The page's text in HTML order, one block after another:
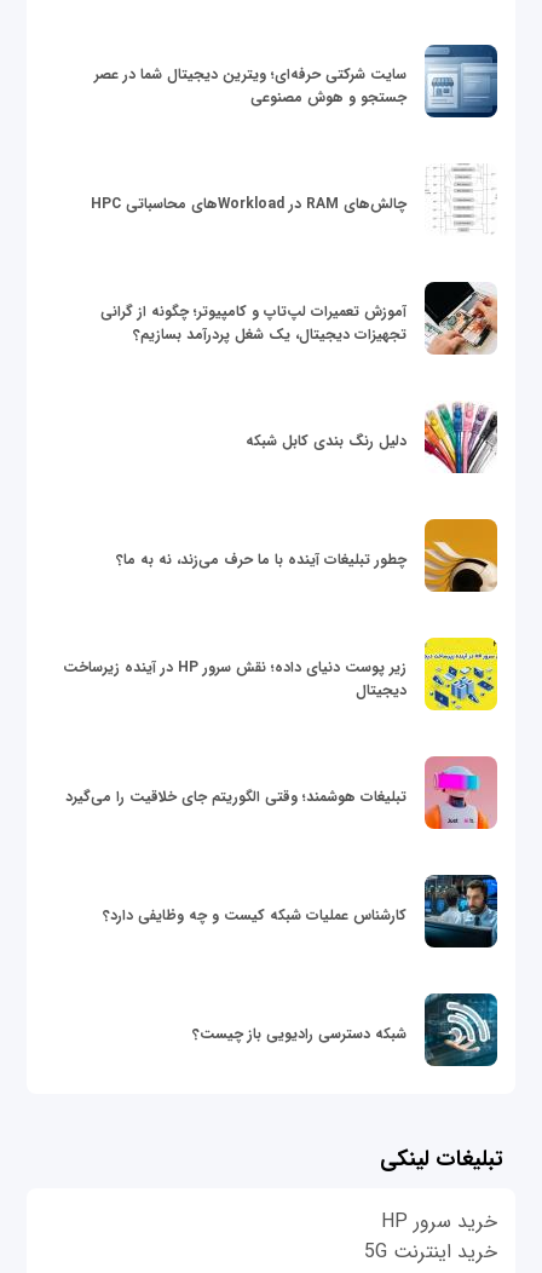
سایت شرکتی حرفه‌ای؛ ویترین دیجیتال شما در عصر
جستجو و هوش مصنوعی
چالش‌های RAM در Workloadهای محاسباتی HPC
آموزش تعمیرات لپ‌تاپ و کامپیوتر؛ چگونه از گرانی
تجهیزات دیجیتال، یک شغل پردرآمد بسازیم؟
دلیل رنگ بندی کابل شبکه
چطور تبلیغات آینده با ما حرف می‌زند، نه به ما؟
زیر پوست دنیای داده؛ نقش سرور HP در آینده زیرساخت
دیجیتال
تبلیغات هوشمند؛ وقتی الگوریتم جای خلاقیت را می‌گیرد
کارشناس عملیات شبکه کیست و چه وظایفی دارد؟
شبکه دسترسی رادیویی باز چیست؟
تبلیغات لینکی
خرید سرور HP
خرید اینترنت 5G